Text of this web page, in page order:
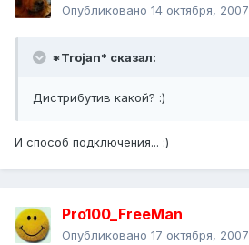
Опубликовано 14 октября, 2007
*Trojan* сказал:
Дистрибутив какой? :)
И способ подключения... :)
Pro100_FreeMan
Опубликовано 17 октября, 2007